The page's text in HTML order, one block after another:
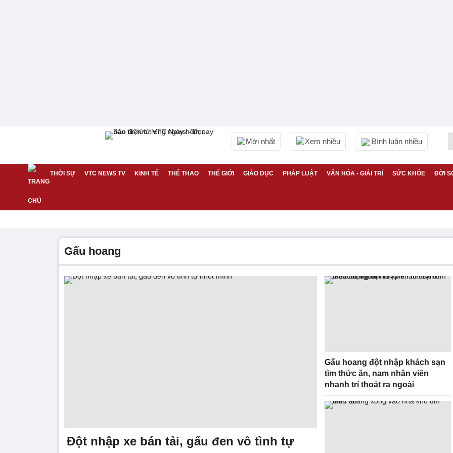
Mới nhất Xem nhiều Bình luận nhiều
THỜI SỰ VTC NEWS TV KINH TẾ THỂ THAO THẾ GIỚI GIÁO DỤC PHÁP LUẬT VĂN HÓA - GIẢI TRÍ SỨC KHỎE ĐỜI
gấu hoang
Đột nhập xe bán tải, gấu đen vô tình tự
Gấu hoang đột nhập khách sạn
tìm thức ăn, nam nhân viên
nhanh trí thoát ra ngoài